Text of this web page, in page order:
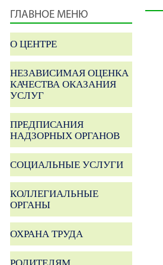
ГЛАВНОЕ МЕНЮ
О ЦЕНТРЕ
НЕЗАВИСИМАЯ ОЦЕНКА
КАЧЕСТВА ОКАЗАНИЯ
УСЛУГ
ПРЕДПИСАНИЯ
НАДЗОРНЫХ ОРГАНОВ
СОЦИАЛЬНЫЕ УСЛУГИ
КОЛЛЕГИАЛЬНЫЕ
ОРГАНЫ
ОХРАНА ТРУДА